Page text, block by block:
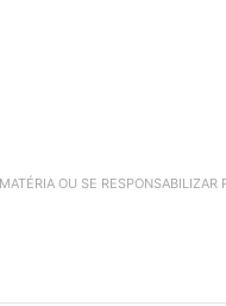
OU SE